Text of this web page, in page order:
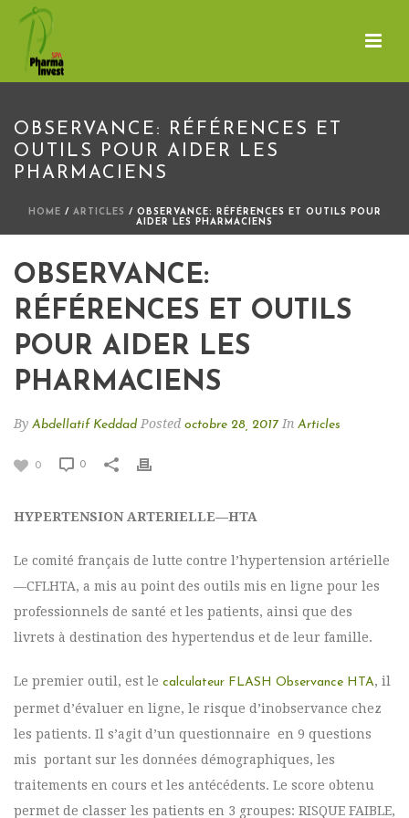
OBSERVANCE: RÉFÉRENCES ET
OUTILS POUR AIDER LES
PHARMACIENS
HOME / ARTICLES / OBSERVANCE: RÉFÉRENCES ET OUTILS POUR
AIDER LES PHARMACIENS
OBSERVANCE:
RÉFÉRENCES ET OUTILS
POUR AIDER LES
PHARMACIENS
By Abdellatif Keddad Posted octobre 28, 2017 In Articles
0 0
HYPERTENSION ARTERIELLE—HTA
Le comité français de lutte contre l’hypertension artérielle
—CFLHTA, a mis au point des outils mis en ligne pour les
professionnels de santé et les patients, ainsi que des
livrets à destination des hypertendus et de leur famille.
Le premier outil, est le calculateur FLASH Observance HTA, il
permet d’évaluer en ligne, le risque d’inobservance chez
les patients. Il s’agit d’un questionnaire en 9 questions
mis portant sur les données démographiques, les
traitements en cours et les antécédents. Le score obtenu
permet de classer les patients en 3 groupes: RISQUE FAIBLE,